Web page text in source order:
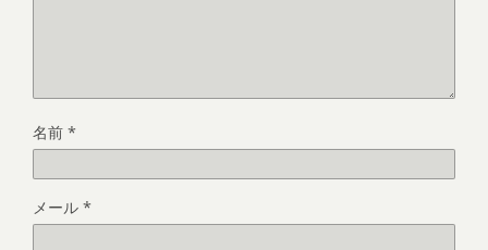
名前 *
メール *